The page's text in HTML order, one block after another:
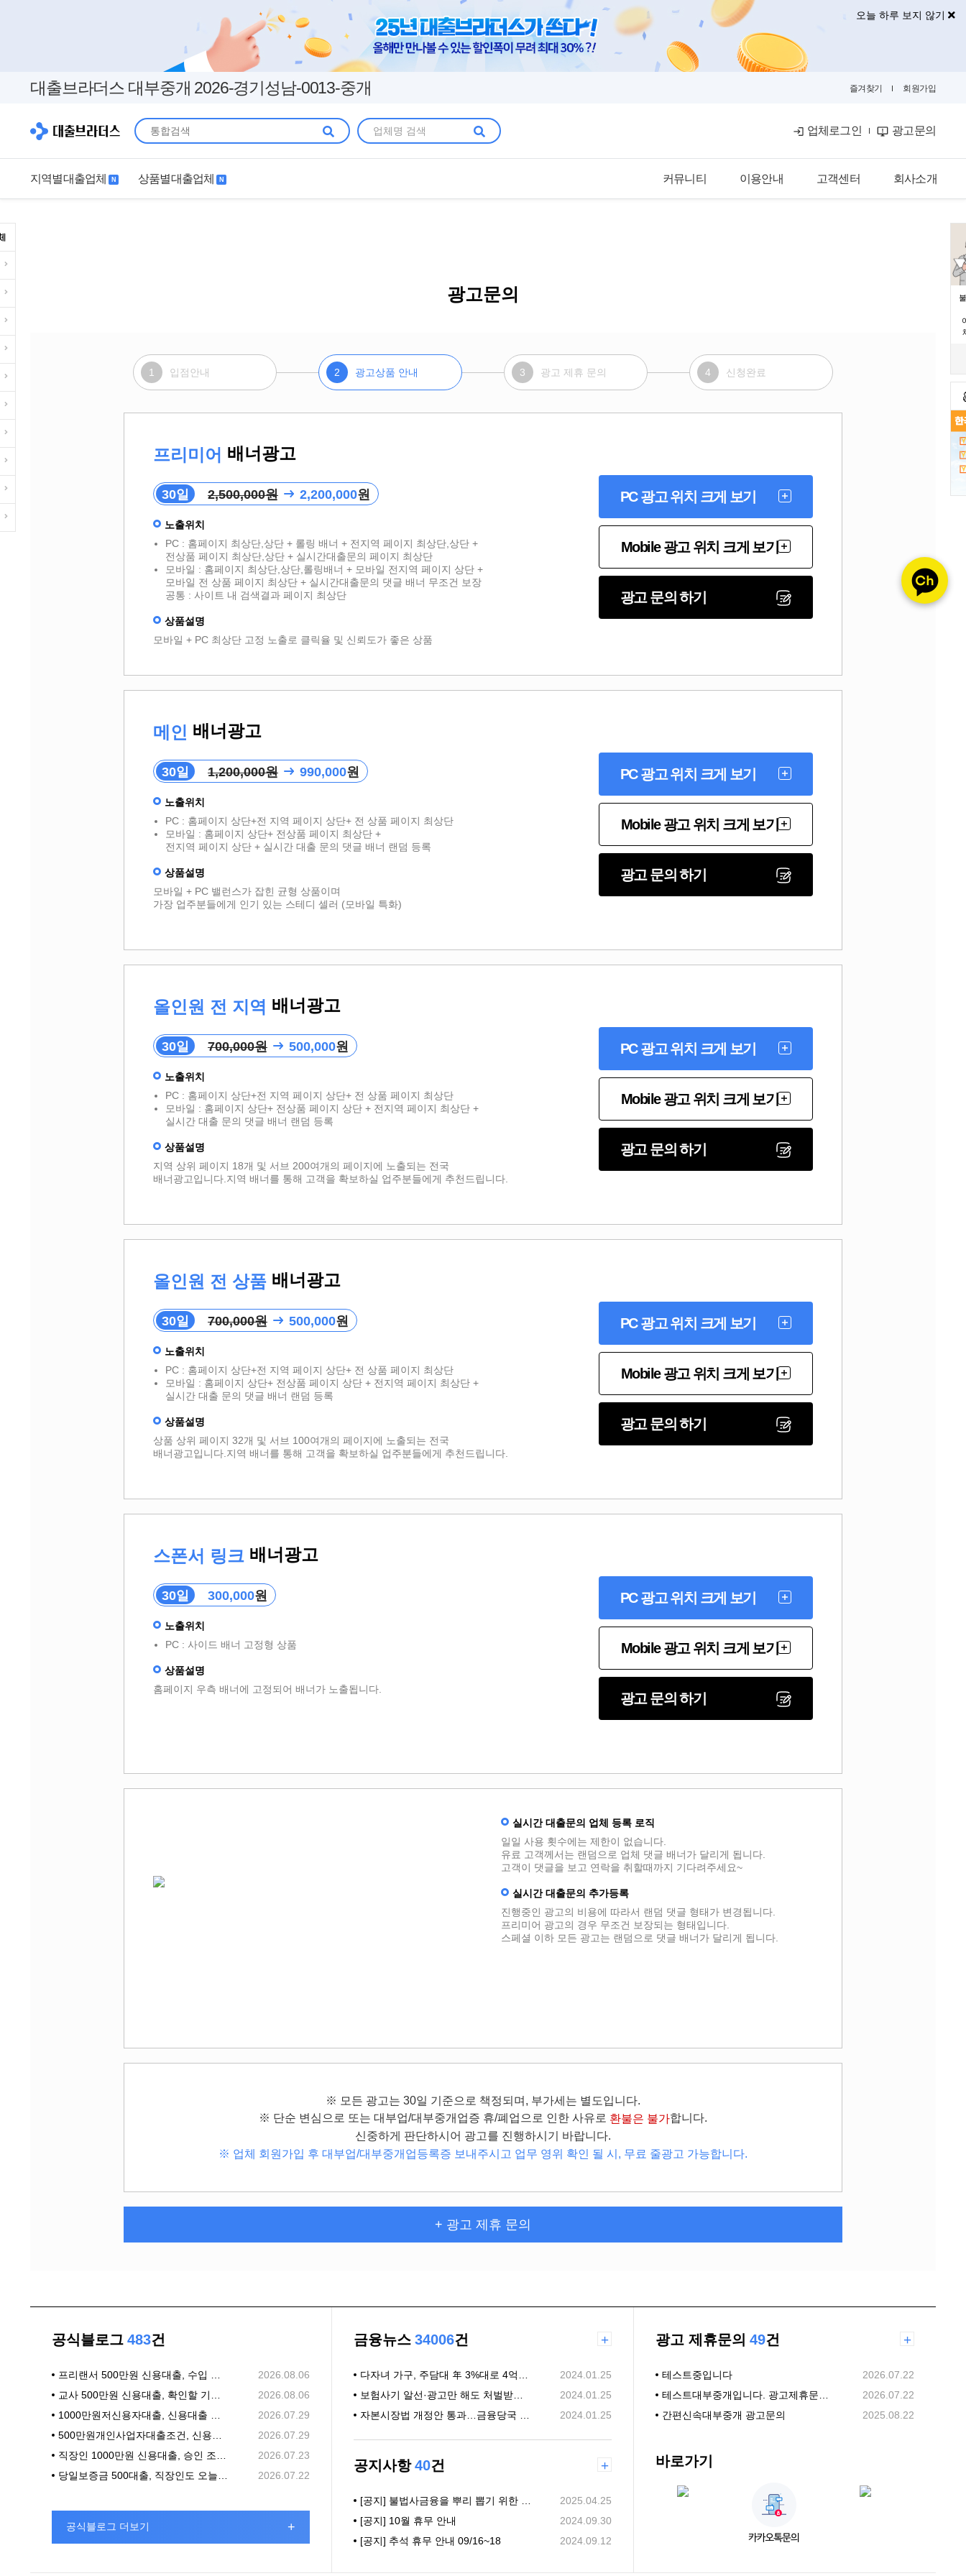
오늘 하루 보지 않기
대출브라더스 대부중개 2026-경기성남-0013-중개 즐겨찾기 회원가입
업체로그인 광고문의
지역별대출업체 N 상품별대출업체 N 커뮤니티 이용안내 고객센터 회사소개
광고문의
1 입점안내 2 광고상품 안내 3 광고 제휴 문의 4 신청완료
프리미어 배너광고
30일 2,500,000원 2,200,000원
노출위치
PC : 홈페이지 최상단,상단 + 롤링 배너 + 전지역 페이지 최상단,상단 +
전상품 페이지 최상단,상단 + 실시간대출문의 페이지 최상단
모바일 : 홈페이지 최상단,상단,롤링배너 + 모바일 전지역 페이지 상단 +
모바일 전 상품 페이지 최상단 + 실시간대출문의 댓글 배너 무조건 보장
공통 : 사이트 내 검색결과 페이지 최상단
상품설명
모바일 + PC 최상단 고정 노출로 클릭율 및 신뢰도가 좋은 상품
PC 광고 위치 크게 보기
Mobile 광고 위치 크게 보기
광고 문의 하기
메인 배너광고
30일 1,200,000원 990,000원
노출위치
PC : 홈페이지 상단+전 지역 페이지 상단+ 전 상품 페이지 최상단
모바일 : 홈페이지 상단+ 전상품 페이지 최상단 +
전지역 페이지 상단 + 실시간 대출 문의 댓글 배너 랜덤 등록
상품설명
모바일 + PC 밸런스가 잡힌 균형 상품이며
가장 업주분들에게 인기 있는 스테디 셀러 (모바일 특화)
PC 광고 위치 크게 보기
Mobile 광고 위치 크게 보기
광고 문의 하기
올인원 전 지역 배너광고
30일 700,000원 500,000원
노출위치
PC : 홈페이지 상단+전 지역 페이지 상단+ 전 상품 페이지 최상단
모바일 : 홈페이지 상단+ 전상품 페이지 상단 + 전지역 페이지 최상단 +
실시간 대출 문의 댓글 배너 랜덤 등록
상품설명
지역 상위 페이지 18개 및 서브 200여개의 페이지에 노출되는 전국
배너광고입니다.지역 배너를 통해 고객을 확보하실 업주분들에게 추천드립니다.
PC 광고 위치 크게 보기
Mobile 광고 위치 크게 보기
광고 문의 하기
올인원 전 상품 배너광고
30일 700,000원 500,000원
노출위치
PC : 홈페이지 상단+전 지역 페이지 상단+ 전 상품 페이지 최상단
모바일 : 홈페이지 상단+ 전상품 페이지 상단 + 전지역 페이지 최상단 +
실시간 대출 문의 댓글 배너 랜덤 등록
상품설명
상품 상위 페이지 32개 및 서브 100여개의 페이지에 노출되는 전국
배너광고입니다.지역 배너를 통해 고객을 확보하실 업주분들에게 추천드립니다.
PC 광고 위치 크게 보기
Mobile 광고 위치 크게 보기
광고 문의 하기
스폰서 링크 배너광고
30일 300,000원
노출위치
PC : 사이드 배너 고정형 상품
상품설명
홈페이지 우측 배너에 고정되어 배너가 노출됩니다.​
PC 광고 위치 크게 보기
Mobile 광고 위치 크게 보기
광고 문의 하기
실시간 대출문의 업체 등록 로직
일일 사용 횟수에는 제한이 없습니다.
유료 고객께서는 랜덤으로 업체 댓글 배너가 달리게 됩니다.
고객이 댓글을 보고 연락을 취할때까지 기다려주세요~
실시간 대출문의 추가등록
진행중인 광고의 비용에 따라서 랜덤 댓글 형태가 변경됩니다.
프리미어 광고의 경우 무조건 보장되는 형태입니다.
스페셜 이하 모든 광고는 랜덤으로 댓글 배너가 달리게 됩니다.
※ 모든 광고는 30일 기준으로 책정되며, 부가세는 별도입니다.
※ 단순 변심으로 또는 대부업/대부중개업증 휴/폐업으로 인한 사유로 환불은 불가합니다.
신중하게 판단하시어 광고를 진행하시기 바랍니다.
※ 업체 회원가입 후 대부업/대부중개업등록증 보내주시고 업무 영위 확인 될 시, 무료 줄광고 가능합니다.
+ 광고 제휴 문의
공식블로그 483건
프리랜서 500만원 신용대출, 수입 흐름과 상환 계획부터 살피기
2026.08.06
교사 500만원 신용대출, 확인할 기준부터 차분히 정리하기
2026.08.06
1000만원저신용자대출, 신용대출 상담 전 확인할 조건
2026.07.29
500만원개인사업자대출조건, 신용대출 상담 전에 확인할 기준
2026.07.29
직장인 1000만원 신용대출, 승인 조건과 신청 전 체크리스트
2026.07.23
당일보증금 500대출, 직장인도 오늘 바로 가능할까?
2026.07.22
공식블로그 더보기 +
금융뉴스 34006건 +
다자녀 가구, 주담대 年 3%대로 4억까지 빌린다
2024.01.25
보험사기 알선·광고만 해도 처벌받는다…보험사기 방지 특별법 국회 통과
2024.01.25
자본시장법 개정안 통과…금융당국 "불법리딩방 엄격 규제"(종합)
2024.01.25
공지사항 40건 +
[공지] 불법사금융을 뿌리 뽑기 위한 「대부업법」 개정안 (25년 7월)
2025.04.25
[공지] 10월 휴무 안내
2024.09.30
[공지] 추석 휴무 안내 09/16~18
2024.09.12
광고 제휴문의 49건 +
테스트중입니다
2026.07.22
테스트대부중개입니다. 광고제휴문의합니다.
2026.07.22
간편신속대부중개 광고문의
2025.08.22
바로가기